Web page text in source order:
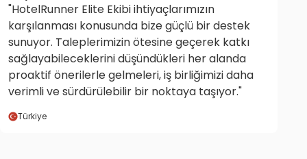
"HotelRunner Elite Ekibi ihtiyaçlarımızın
karşılanması konusunda bize güçlü bir destek
sunuyor. Taleplerimizin ötesine geçerek katkı
sağlayabileceklerini düşündükleri her alanda
proaktif önerilerle gelmeleri, iş birliğimizi daha
verimli ve sürdürülebilir bir noktaya taşıyor."
Türkiye